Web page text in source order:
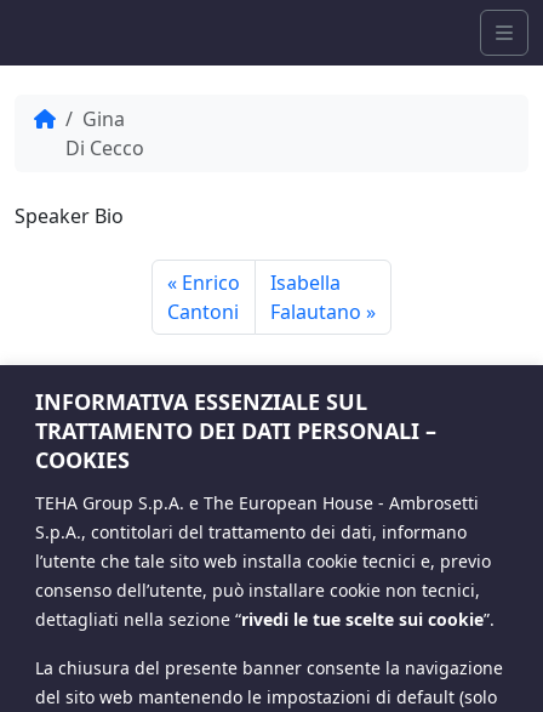
INFORMATIVA ESSENZIALE SUL
TRATTAMENTO DEI DATI PERSONALI –
COOKIES
TEHA Group S.p.A. e The European House - Ambrosetti
S.p.A., contitolari del trattamento dei dati, informano
l’utente che tale sito web installa cookie tecnici e, previo
consenso dell’utente, può installare cookie non tecnici,
dettagliati nella sezione “rivedi le tue scelte sui cookie”.
La chiusura del presente banner consente la navigazione
del sito web mantenendo le impostazioni di default (solo
Home
Gina
Di Cecco
Speaker Bio
Enrico
Cantoni
Isabella
Falautano